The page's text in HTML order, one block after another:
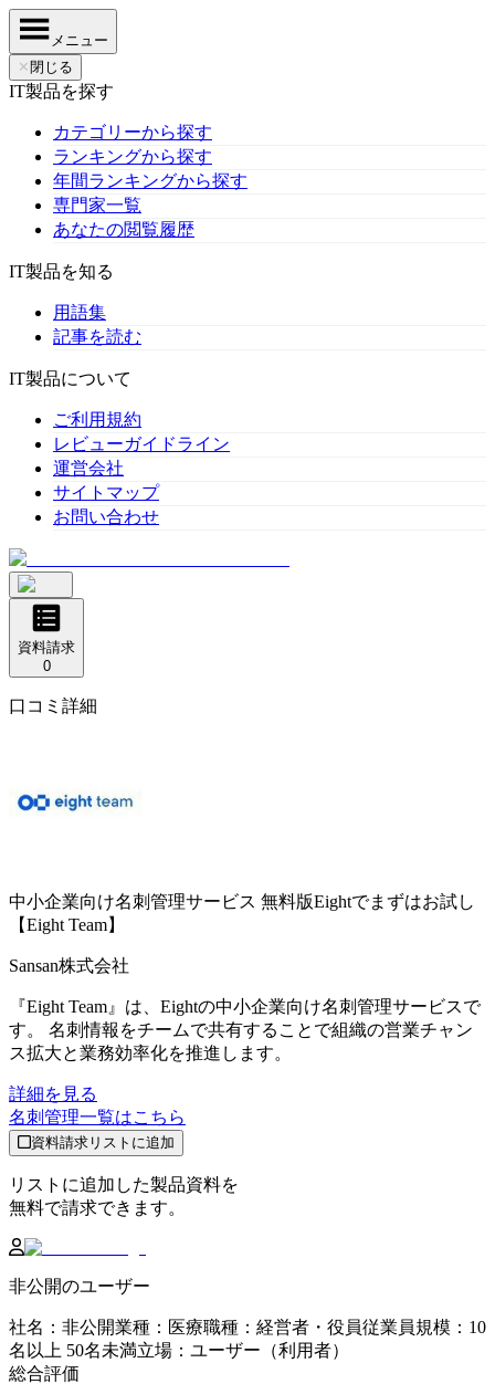
メニュー
✕ 閉じる
IT製品を探す
カテゴリーから探す
ランキングから探す
年間ランキングから探す
専門家一覧
あなたの閲覧履歴
IT製品を知る
用語集
記事を読む
IT製品について
ご利用規約
レビューガイドライン
運営会社
サイトマップ
お問い合わせ
資料請求
0
口コミ詳細
中小企業向け名刺管理サービス 無料版Eightでまずはお試し
【Eight Team】
Sansan株式会社
『Eight Team』は、Eightの中小企業向け名刺管理サービスで
す。 名刺情報をチームで共有することで組織の営業チャン
ス拡大と業務効率化を推進します。
詳細を見る
名刺管理一覧はこちら
資料請求リストに追加
リストに追加した製品資料を
無料で請求できます。
非公開のユーザー
社名 ： 非公開業種 ： 医療職種 ： 経営者・役員従業員規模 ： 10
名以上 50名未満立場 ： ユーザー（利用者）
総合評価